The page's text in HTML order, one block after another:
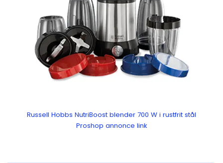
Russell Hobbs NutriBoost blender 700 W i rustfrit stål
Proshop annonce link